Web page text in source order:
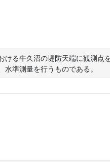
ける牛久沼の堤防天端に観測点
準測量を行うものである。